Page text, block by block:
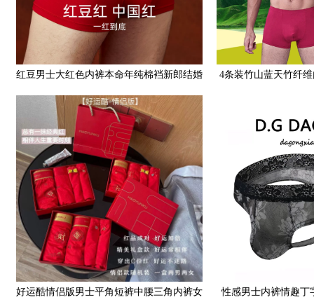
红豆男士大红色内裤本命年纯棉裆新郎结婚
礼物兔年平角裤头1条装
4条装竹山蓝天竹纤
好运酷情侣版男士平角短裤中腰三角内裤女
性感男士内裤情趣丁